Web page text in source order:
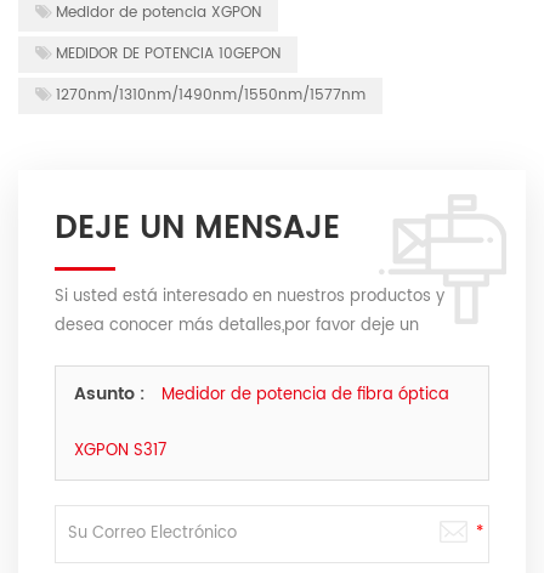
Medidor de potencia XGPON
MEDIDOR DE POTENCIA 10GEPON
1270nm/1310nm/1490nm/1550nm/1577nm
DEJE UN MENSAJE
Si usted está interesado en nuestros productos y
desea conocer más detalles,por favor deje un
podamos.
Asunto : Medidor de potencia de fibra óptica
XGPON S317